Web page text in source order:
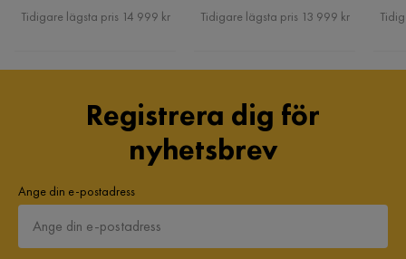
Pris
Tidigare lägsta pris 14 999 kr
Pris
Tidigare lägsta pris 13 999 kr
Registrera dig för
nyhetsbrev
Ange din e-postadress